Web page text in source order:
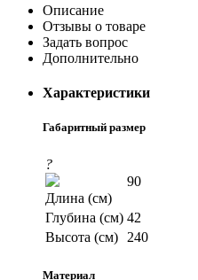
Описание
Отзывы о товаре
Задать вопрос
Дополнительно
Характеристики
Габаритный размер
?
Длина (см)
90
Глубина (см) 42
Высота (см) 240
Материал